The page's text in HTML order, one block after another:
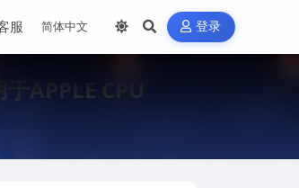
服 登录
APPLE CPU